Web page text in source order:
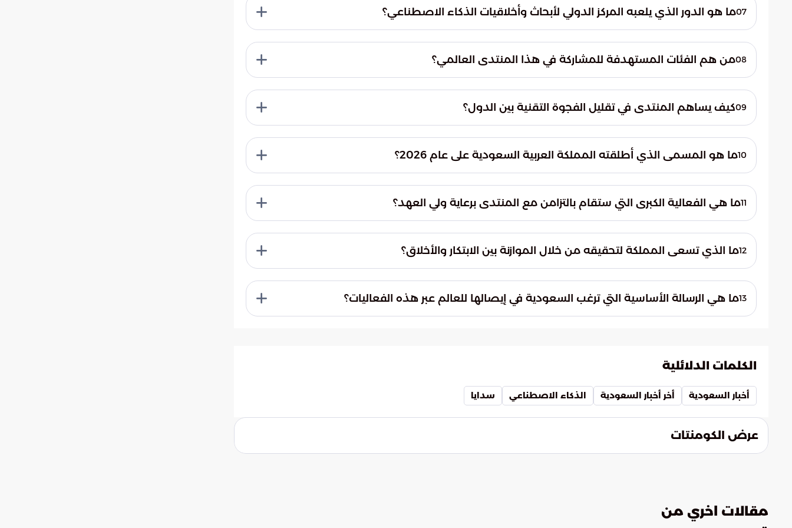
والسياسات الدولية. كما يسعى إلى وضع معايير تضمن سلامة المجتمعات في ظل الاعتماد المتزايد
على تقنيات الذكاء الاصطناعي.
07ما هو الدور الذي يلعبه المركز الدولي لأبحاث وأخلاقيات الذكاء الاصطناعي؟
اليونسكو لتطوير أطر تنظيمية تضمن استخدام التقنيات الحديثة في مسارات تخدم أهداف التنمية
المستدامة العالمية.
08من هم الفئات المستهدفة للمشاركة في هذا المنتدى العالمي؟
التحديات والفرص التي تفرضها الثورة الرقمية المعاصرة ووضع خارطة طريق أخلاقية للمستقبل.09كيف يساهم المنتدى في تقليل الفجوة التقنية بين الدول؟
الأخلاقية للتقنية بشكل أعمق ويقلل التفاوت المعرفي والتنظيمي بين الدول المتقدمة والنامية في10ما هو المسمى الذي أطلقته المملكة العربية السعودية على عام 2026؟
استضافة مجموعة من أضخم الفعاليات والقمم العالمية المتخصصة في هذا القطاع الحيوي. 11ما هي الفعالية الكبرى التي ستقام بالتزامن مع المنتدى برعاية ولي العهد؟
الوزراء، مما يعزز من زخم الحراك التقني والأخلاقي الذي تقوده المملكة في ذلك العام. 12ما الذي تسعى المملكة لتحقيقه من خلال الموازنة بين الابتكار والأخلاق؟
وضع أطر تضمن بقاء الآلة والخوارزميات في خدمة الإنسان وحماية حقوقه وتطلعاته المستقبلية. 13ما هي الرسالة الأساسية التي ترغب السعودية في إيصالها للعالم عبر هذه الفعاليات؟
الكلمات الدلائلية
أخبار السعودية أخر أخبار السعودية الذكاء الاصطناعي سدايا
عرض الكومنتات
مقالات اخري من